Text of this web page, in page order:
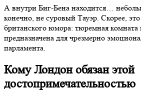
А внутри Биг-Бена находится…
конечно, не суровый Тауэр. Скорее,
британского юмора: тюремная комната
предназначена для чрезмерно
парламента.
Кому Лондон обязан этой
достопримечательностью